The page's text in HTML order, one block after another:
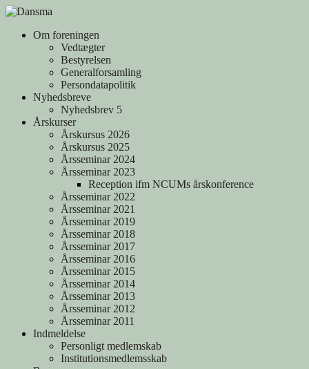
Skip
contentOm foreningen
Vedtægter
Bestyrelsen
Generalforsamling
Persondatapolitik
Nyhedsbreve
Nyhedsbrev 5
Årskurser
Årskursus 2026
Årskursus 2025
Årsseminar 2024
Årsseminar 2023
Reception ifm NCUMs årskonference
Årsseminar 2022
Årsseminar 2021
Årsseminar 2019
Årsseminar 2018
Årsseminar 2017
Årsseminar 2016
Årsseminar 2015
Årsseminar 2014
Årsseminar 2013
Årsseminar 2012
Årsseminar 2011
Indmeldelse
Personligt medlemskab
Institutionsmedlemsskab